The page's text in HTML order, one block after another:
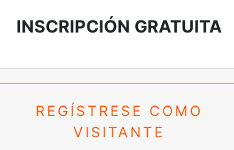
INSCRIPCIÓN GRATUITA
REGÍSTRESE COMO
VISITANTE